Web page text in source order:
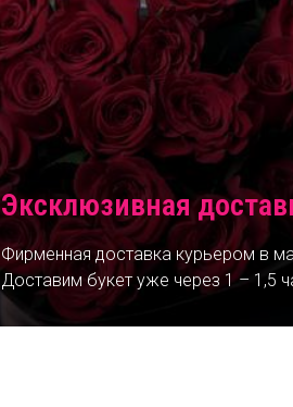
Эксклюзивная
Фирменная доставка курьером в
Доставим букет уже через 1 – 1,5